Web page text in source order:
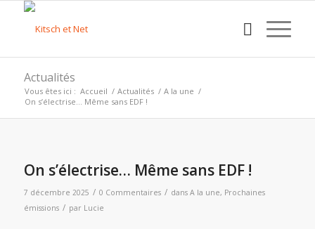
Actualités
Vous êtes ici : Accueil / Actualités / A la une /
On s’électrise… Même sans EDF !
On s’électrise… Même sans EDF !
7 décembre 2025 / 0 Commentaires / dans A la une, Prochaines
émissions / par Lucie